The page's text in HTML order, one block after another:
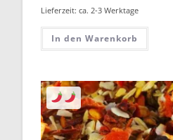
Lieferzeit: ca. 2-3 Werktage
In den Warenkorb